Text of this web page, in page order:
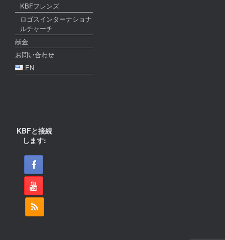
KBFフレンズ
ロゴスインターナショナ
ルチャーチ
献金
お問い合わせ
EN
KBFと接続
します: